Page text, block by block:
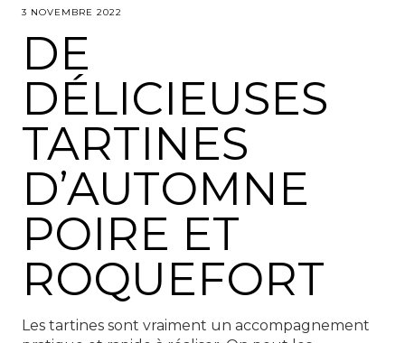
3 NOVEMBRE 2022
DE
DÉLICIEUSES
TARTINES
D’AUTOMNE
POIRE ET
ROQUEFORT
Les tartines sont vraiment un accompagnement